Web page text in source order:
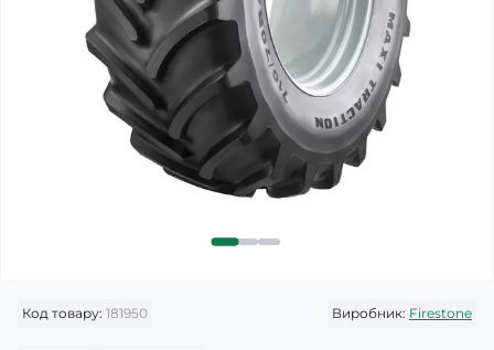
Код товару: 181950 Виробник: Firestone